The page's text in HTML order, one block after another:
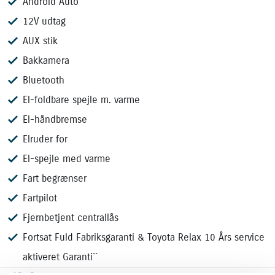
- 12V udtag
- Bakkamera
- Bluetooth
- El-håndbremse
- Elruder for
- El-spejle med varme
- Fart begrænser & Fartpilot
- Fjernbetjent centrallås
- Fabriksgaranti + Toyota Relax 10 års service aktiveret
- Musikstreaming via Bluetooth
- Parkeringssensor bag
- Servo
- Regnsensor
- Sædevarme for
- Udvendig temperaturmåler
- Anhængertræk
- Højdejusterbart førersæde
- Selealarm & Selestrammer
12V udtag
AUX stik
Bakkamera
Bluetooth
El-foldbare spejle m. varme
El-håndbremse
Elruder for
El-spejle med varme
Fart begrænser
Fartpilot
Fjernbetjent centrallås
Fortsat Fuld Fabriksgaranti & Toyota Relax 10 Års service
aktiveret Garanti´´